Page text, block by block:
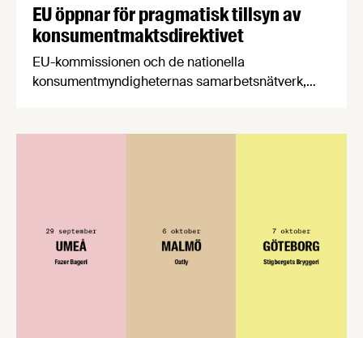
EU öppnar för pragmatisk tillsyn av
konsumentmaktsdirektivet
EU-kommissionen och de nationella
konsumentmyndigheternas samarbetsnätverk,
konsumentmaktsdirektivet. Livsmedelsföretagen